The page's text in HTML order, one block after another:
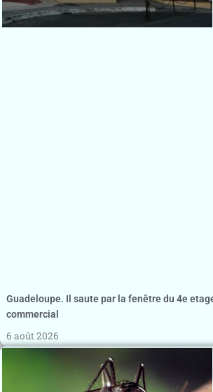
Guadeloupe. Il saute par la fenêtre du 4e
commercial
6 août 2026